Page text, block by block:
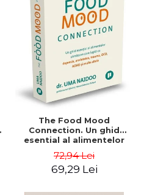
The Food Mood
Connection. Un ghid
esential al alimentelor
depresia, anxietatea, OCD,
ADHD si multe altele - Dr.
72,94 Lei
69,29 Lei